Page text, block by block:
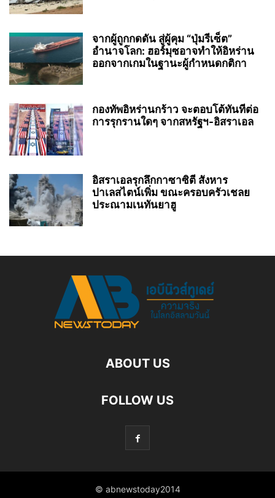
จากผู้ถูกกดดัน สู่ผู้คุม “ปุ่มรีเซ็ต”
อำนาจโลก: ฮอร์มุซอาจทำให้อิหร่าน
ออกจากเกมในฐานะผู้กำหนดกติกา
กองทัพอิหร่านกร้าว จะตอบโต้ทันทีต่อ
การรุกรานใดๆ จากสหรัฐฯ-อิสราเอล
อิสราเอลรุกลึกกาซาซิตี สังหาร
ปาเลสไตน์เพิ่ม ขณะครอบครัวเชลย
ประณามเนทันยาฮู
ABOUT US
FOLLOW US
© abnewstoday2014